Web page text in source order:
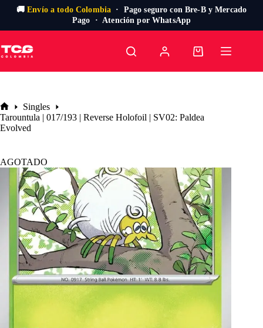
🚚Envío a todo Colombia · Pago seguro con Bre-B y Mercado
Pago · Atención por WhatsApp
al
contenido
Carro
Inicio
Singles
Tarountula | 017/193 | Reverse Holofoil | SV02: Paldea
Evolved
AGOTADO